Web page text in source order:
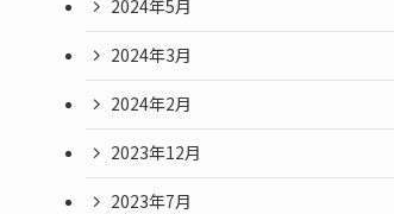
2024年5月
2024年3月
2024年2月
2023年12月
2023年7月